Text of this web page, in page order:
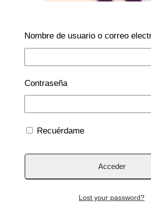
Nombre de usuario o correo
Contraseña
Recuérdame
Lost your password?